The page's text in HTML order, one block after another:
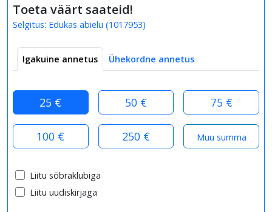
Toeta väärt saateid!
Selgitus: Edukas abielu (1017953)
Igakuine annetus Ühekordne annetus
25 € 50 € 75 €
100 € 250 €
Liitu sõbraklubiga
Liitu uudiskirjaga